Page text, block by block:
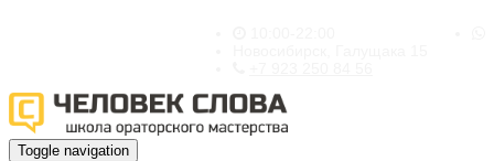
Toggle navigation